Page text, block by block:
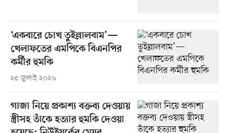
‘একবারে চোখ তুইল্লালবাম’—
খেলাফতের এমপিকে বিএনপির
কর্মীর হুমকি
২৫ জুলাই ২০২৬
গাজা নিয়ে প্রকাশ্য বক্তব্য দেওয়ায়
স্ত্রীসহ তাঁকে হত্যার হুমকি দেওয়া